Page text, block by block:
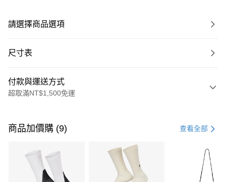
請選擇商品選項
尺寸表
付款與運送方式
超取滿NT$1,500免運
信用卡一次付款
3 期 0 利率 每期 21家銀行
合作金庫商業銀行
第一商業銀行
商品加價購 (9) 查看全部